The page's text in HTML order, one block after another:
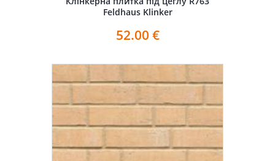
Feldhaus Klinker
52.00 €